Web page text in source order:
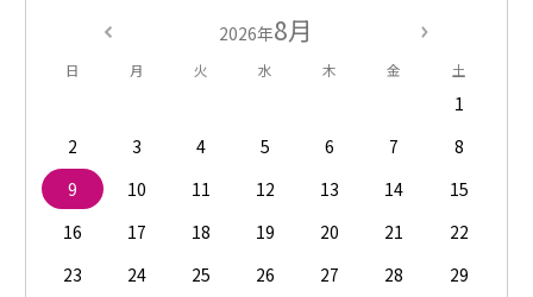
2026年8月
日 月 火 水 木 金 土
1
2
3 4 5 6 7
8
9
10 11 12 13 14
15
16
17 18 19 20 21
22
23
24 25 26 27 28
29